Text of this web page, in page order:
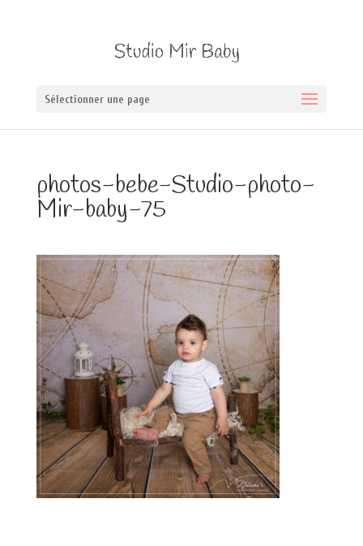
Sélectionner une page
photos-bebe-Studio-photo-
Mir-baby-75